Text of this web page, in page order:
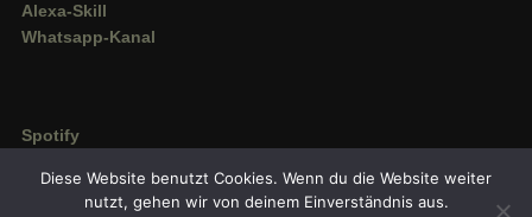
Alexa-Skill
Whatsapp-Kanal
Spotify
Amazon Music
Diese Website benutzt Cookies. Wenn du die Website weiter
nutzt, gehen wir von deinem Einverständnis aus.